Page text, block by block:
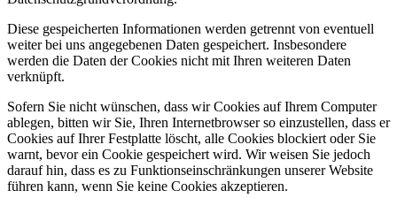
Diese gespeicherten Informationen werden getrennt von eventuell
weiter bei uns angegebenen Daten gespeichert. Insbesondere
werden die Daten der Cookies nicht mit Ihren weiteren Daten
verknüpft.
Sofern Sie nicht wünschen, dass wir Cookies auf Ihrem Computer
ablegen, bitten wir Sie, Ihren Internetbrowser so einzustellen, dass er
Cookies auf Ihrer Festplatte löscht, alle Cookies blockiert oder Sie
warnt, bevor ein Cookie gespeichert wird. Wir weisen Sie jedoch
darauf hin, dass es zu Funktionseinschränkungen unserer Website
führen kann, wenn Sie keine Cookies akzeptieren.